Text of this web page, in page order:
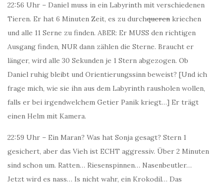
22:56 Uhr – Daniel muss in ein Labyrinth mit verschiedenen
Tieren. Er hat 6 Minuten Zeit, es zu durchqueren kriechen
und alle 11 Serne zu finden. ABER: Er MUSS den richtigen
Ausgang finden, NUR dann zählen die Sterne. Braucht er
länger, wird alle 30 Sekunden je 1 Stern abgezogen. Ob
Daniel ruhig bleibt und Orientierungssinn beweist? [Und ich
frage mich, wie sie ihn aus dem Labyrinth rausholen wollen,
falls er bei irgendwelchem Getier Panik kriegt…] Er trägt
einen Helm mit Kamera.
22:59 Uhr – Ein Maran? Was hat Sonja gesagt? Stern 1
gesichert, aber das Vieh ist ECHT aggressiv. Über 2 Minuten
sind schon um. Ratten… Riesenspinnen… Nasenbeutler…
Jetzt wird es nass… Is nicht wahr, ein Krokodil… Das